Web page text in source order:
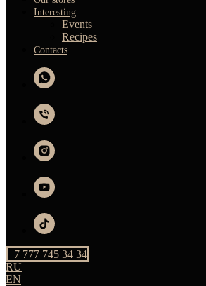
Interesting
Events
Recipes
Contacts
+7 777 745 34 34
RU
EN